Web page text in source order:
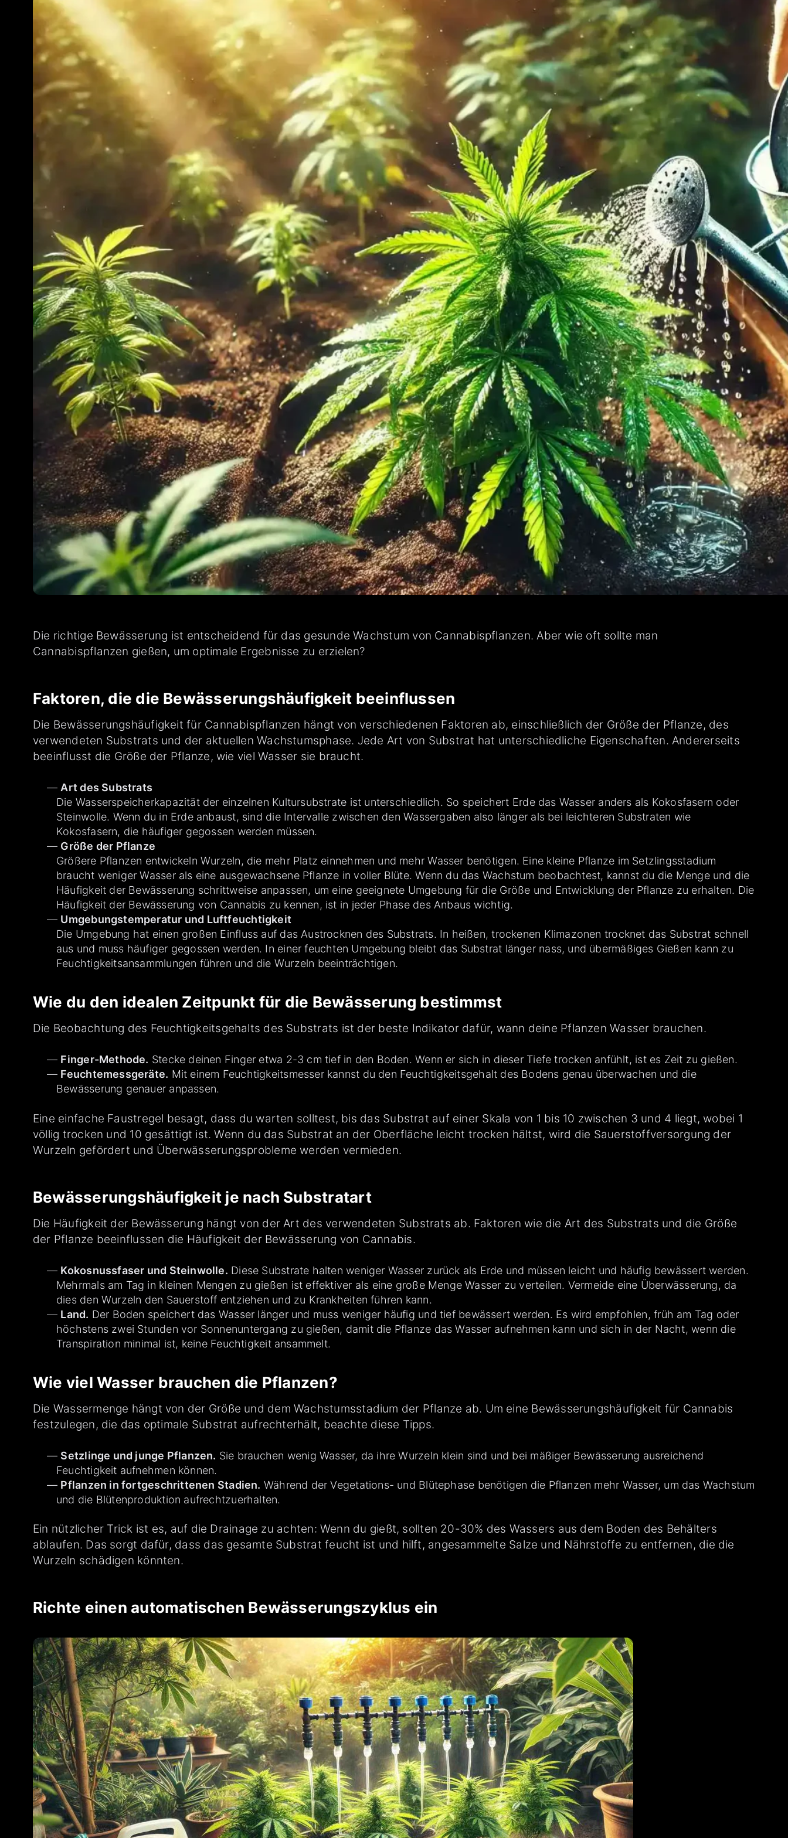
Die richtige Bewässerung ist entscheidend für das gesunde Wachstum von Cannabispflanzen. Aber wie oft sollte man
Cannabispflanzen gießen, um optimale Ergebnisse zu erzielen?
Faktoren, die die Bewässerungshäufigkeit beeinflussen
Die Bewässerungshäufigkeit für Cannabispflanzen hängt von verschiedenen Faktoren ab, einschließlich der Größe der Pflanze, des
verwendeten Substrats und der aktuellen Wachstumsphase. Jede Art von Substrat hat unterschiedliche Eigenschaften. Andererseits
beeinflusst die Größe der Pflanze, wie viel Wasser sie braucht.
Art des Substrats
Die Wasserspeicherkapazität der einzelnen Kultursubstrate ist unterschiedlich. So speichert Erde das Wasser anders als Kokosfasern oder
Steinwolle. Wenn du in Erde anbaust, sind die Intervalle zwischen den Wassergaben also länger als bei leichteren Substraten wie
Kokosfasern, die häufiger gegossen werden müssen.
Größe der Pflanze
Größere Pflanzen entwickeln Wurzeln, die mehr Platz einnehmen und mehr Wasser benötigen. Eine kleine Pflanze im Setzlingsstadium
braucht weniger Wasser als eine ausgewachsene Pflanze in voller Blüte. Wenn du das Wachstum beobachtest, kannst du die Menge und die
Häufigkeit der Bewässerung schrittweise anpassen, um eine geeignete Umgebung für die Größe und Entwicklung der Pflanze zu erhalten. Die
Häufigkeit der Bewässerung von Cannabis zu kennen, ist in jeder Phase des Anbaus wichtig.
Umgebungstemperatur und Luftfeuchtigkeit
Die Umgebung hat einen großen Einfluss auf das Austrocknen des Substrats. In heißen, trockenen Klimazonen trocknet das Substrat schnell
aus und muss häufiger gegossen werden. In einer feuchten Umgebung bleibt das Substrat länger nass, und übermäßiges Gießen kann zu
Feuchtigkeitsansammlungen führen und die Wurzeln beeinträchtigen.
Wie du den idealen Zeitpunkt für die Bewässerung bestimmst
Die Beobachtung des Feuchtigkeitsgehalts des Substrats ist der beste Indikator dafür, wann deine Pflanzen Wasser brauchen.
Finger-Methode. Stecke deinen Finger etwa 2-3 cm tief in den Boden. Wenn er sich in dieser Tiefe trocken anfühlt, ist es Zeit zu gießen.
Feuchtemessgeräte. Mit einem Feuchtigkeitsmesser kannst du den Feuchtigkeitsgehalt des Bodens genau überwachen und die
Bewässerung genauer anpassen.
Eine einfache Faustregel besagt, dass du warten solltest, bis das Substrat auf einer Skala von 1 bis 10 zwischen 3 und 4 liegt, wobei 1
völlig trocken und 10 gesättigt ist. Wenn du das Substrat an der Oberfläche leicht trocken hältst, wird die Sauerstoffversorgung der
Wurzeln gefördert und Überwässerungsprobleme werden vermieden.
Bewässerungshäufigkeit je nach Substratart
Die Häufigkeit der Bewässerung hängt von der Art des verwendeten Substrats ab. Faktoren wie die Art des Substrats und die Größe
der Pflanze beeinflussen die Häufigkeit der Bewässerung von Cannabis.
Kokosnussfaser und Steinwolle. Diese Substrate halten weniger Wasser zurück als Erde und müssen leicht und häufig bewässert werden.
Mehrmals am Tag in kleinen Mengen zu gießen ist effektiver als eine große Menge Wasser zu verteilen. Vermeide eine Überwässerung, da
dies den Wurzeln den Sauerstoff entziehen und zu Krankheiten führen kann.
Land. Der Boden speichert das Wasser länger und muss weniger häufig und tief bewässert werden. Es wird empfohlen, früh am Tag oder
höchstens zwei Stunden vor Sonnenuntergang zu gießen, damit die Pflanze das Wasser aufnehmen kann und sich in der Nacht, wenn die
Transpiration minimal ist, keine Feuchtigkeit ansammelt.
Wie viel Wasser brauchen die Pflanzen?
Die Wassermenge hängt von der Größe und dem Wachstumsstadium der Pflanze ab. Um eine Bewässerungshäufigkeit für Cannabis
festzulegen, die das optimale Substrat aufrechterhält, beachte diese Tipps.
Setzlinge und junge Pflanzen. Sie brauchen wenig Wasser, da ihre Wurzeln klein sind und bei mäßiger Bewässerung ausreichend
Feuchtigkeit aufnehmen können.
Pflanzen in fortgeschrittenen Stadien. Während der Vegetations- und Blütephase benötigen die Pflanzen mehr Wasser, um das Wachstum
und die Blütenproduktion aufrechtzuerhalten.
Ein nützlicher Trick ist es, auf die Drainage zu achten: Wenn du gießt, sollten 20-30% des Wassers aus dem Boden des Behälters
ablaufen. Das sorgt dafür, dass das gesamte Substrat feucht ist und hilft, angesammelte Salze und Nährstoffe zu entfernen, die die
Wurzeln schädigen könnten.
Richte einen automatischen Bewässerungszyklus ein